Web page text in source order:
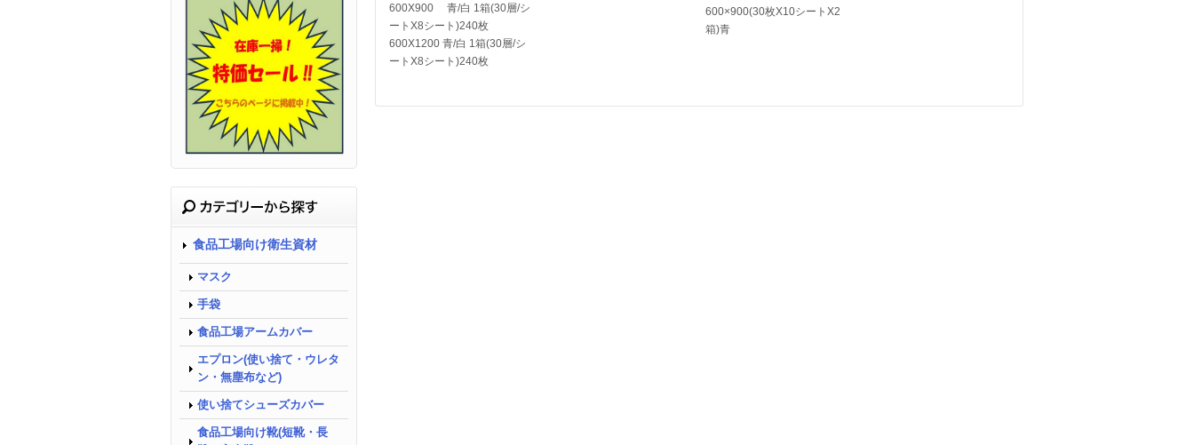
食品工場向け衛生資材
マスク
手袋
食品工場アームカバー
エプロン(使い捨て・ウレタ
ン・無塵布など)
使い捨てシューズカバー
食品工場向け靴(短靴・長
600X900 青/白 1箱(30層/シ
ートX8シート)240枚
600X1200 青/白 1箱(30層/シ
ートX8シート)240枚
600×900(30枚X10シートX2
箱)青